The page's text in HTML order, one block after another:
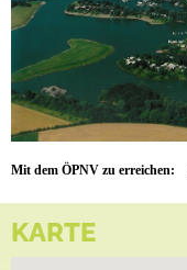
Mit dem ÖPNV zu erreichen:
KARTE